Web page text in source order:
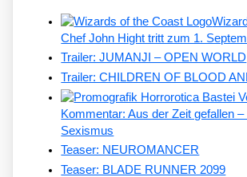
Chef John Hight tritt zum 1.
Trailer: JUMANJI – OPEN WORLD
Trailer: CHILDREN OF BLOOD
Kommentar: Aus der Zeit gefallen
Sexismus
Teaser: NEUROMANCER
Teaser: BLADE RUNNER 2099